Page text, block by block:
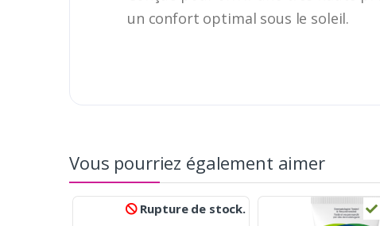
un confort optimal sous le soleil.
Vous pourriez également aimer
Rupture de stock.